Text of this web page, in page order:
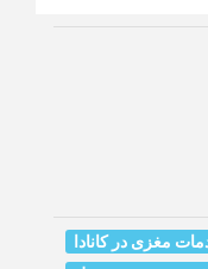
مغزی در کانادا